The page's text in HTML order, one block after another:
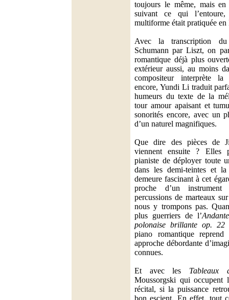
toujours le même, mais
suivant ce qui l’entoure,
multiforme était pratiquée en
Avec la transcription
Schumann par Liszt, on
romantique déjà plus
extérieur aussi, au moins
compositeur interprète
encore, Yundi Li traduit
humeurs du texte de la
tour amour apaisant et
sonorités encore, avec un
d’un naturel magnifiques.
Que dire des pièces de
viennent ensuite ? Elles
pianiste de déployer toute
dans les demi-teintes et
demeure fascinant à cet
proche d’un
percussions de marteaux
nous y trompons pas.
plus guerriers de l’
polonaise brillante op. 22
piano romantique
approche débordante
connues.
Et avec les Tableaux
Moussorgski qui occupent
récital, si la puissance
bon escient. En effet, tout